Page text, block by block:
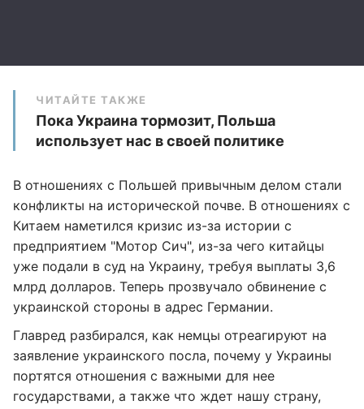
ЧИТАЙТЕ ТАКЖЕ
Пока Украина тормозит, Польша
использует нас в своей политике
В отношениях с Польшей привычным делом стали
конфликты на исторической почве. В отношениях с
Китаем наметился кризис из-за истории с
предприятием "Мотор Сич", из-за чего китайцы
уже подали в суд на Украину, требуя выплаты 3,6
млрд долларов. Теперь прозвучало обвинение с
украинской стороны в адрес Германии.
Главред разбирался, как немцы отреагируют на
заявление украинского посла, почему у Украины
портятся отношения с важными для нее
государствами, а также что ждет нашу страну,